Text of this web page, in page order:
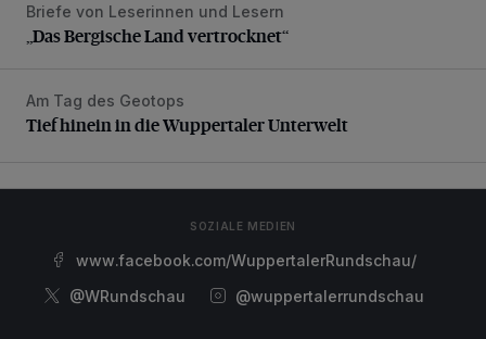
„Das Bergische Land vertrocknet“
Briefe von Leserinnen und Lesern
„Das Bergische Land vertrocknet“
Tief hinein in die Wuppertaler Unterwelt
Am Tag des Geotops
Tief hinein in die Wuppertaler Unterwelt
SOZIALE MEDIEN
www.facebook.com/WuppertalerRundschau/
@WRundschau
@wuppertalerrundschau